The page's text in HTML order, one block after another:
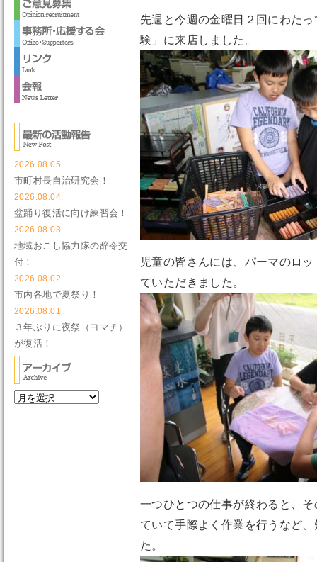
先週と今週の金曜日２回にわた
験」に来店しました。
児童の皆さんには、パーマのロ
ていただきました。
一つひとつの仕事が終わると、
ていて手際よく作業を行うなど
た。
2026.08.05.
市町村長自治研究会！
2026.08.04.
盆踊り復活に向け練習会！
2026.08.03.
地域おこし協力隊の辞令交
付！
2026.08.02.
市内各地で夏祭り！
2026.08.01.
３年ぶりに夜祭（ヨマチ）
が復活！